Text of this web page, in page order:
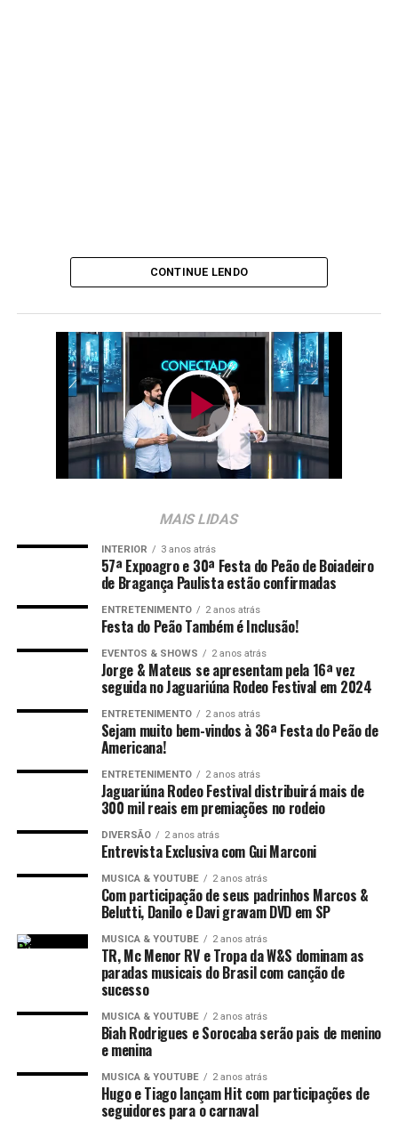
CONTINUE LENDO
MAIS LIDAS
INTERIOR 3 anos atrás
57ª Expoagro e 30ª Festa do Peão de Boiadeiro
de Bragança Paulista estão confirmadas
ENTRETENIMENTO 2 anos atrás
Festa do Peão Também é Inclusão!
EVENTOS & SHOWS 2 anos atrás
Jorge & Mateus se apresentam pela 16ª vez
seguida no Jaguariúna Rodeo Festival em 2024
ENTRETENIMENTO 2 anos atrás
Sejam muito bem-vindos à 36ª Festa do Peão de
Americana!
ENTRETENIMENTO 2 anos atrás
Jaguariúna Rodeo Festival distribuirá mais de
300 mil reais em premiações no rodeio
DIVERSÃO 2 anos atrás
Entrevista Exclusiva com Gui Marconi
MUSICA & YOUTUBE 2 anos atrás
Com participação de seus padrinhos Marcos &
Belutti, Danilo e Davi gravam DVD em SP
MUSICA & YOUTUBE 2 anos atrás
TR, Mc Menor RV e Tropa da W&S dominam as
paradas musicais do Brasil com canção de
sucesso
MUSICA & YOUTUBE 2 anos atrás
Biah Rodrigues e Sorocaba serão pais de menino
e menina
MUSICA & YOUTUBE 2 anos atrás
Hugo e Tiago lançam Hit com participações de
seguidores para o carnaval